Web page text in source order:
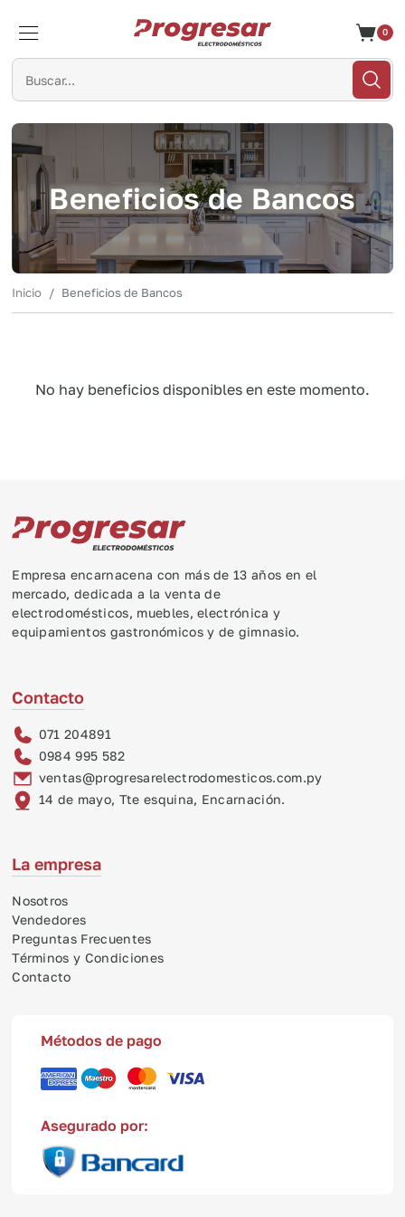
0
Cerrar
Beneficios de Bancos
Inicio Beneficios de Bancos
No hay beneficios disponibles en este momento.
Empresa encarnacena con más de 13 años en el
mercado, dedicada a la venta de
electrodomésticos, muebles, electrónica y
equipamientos gastronómicos y de gimnasio.
Contacto
071 204891
0984 995 582
ventas@progresarelectrodomesticos.com.py
14 de mayo, Tte esquina, Encarnación.
La empresa
Nosotros
Vendedores
Preguntas Frecuentes
Términos y Condiciones
Contacto
Métodos de pago
Asegurado por: